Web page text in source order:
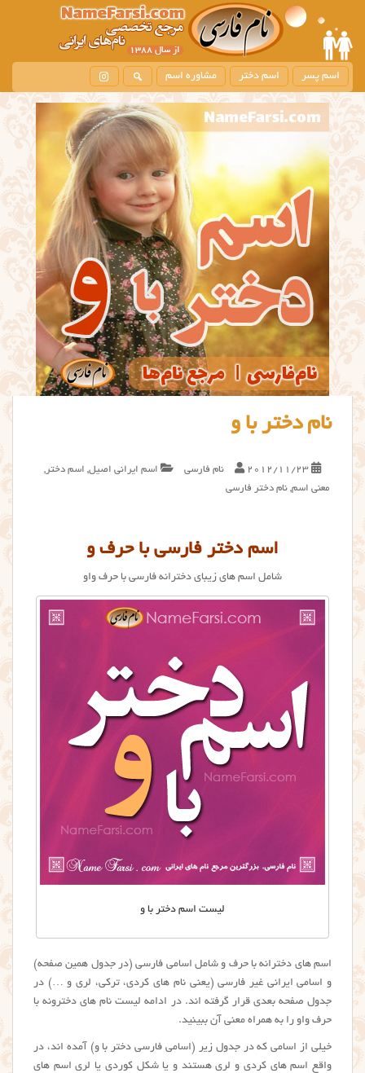
m
i
c
n
t
اسم پسر اسم دختر مشاوره اسم
نام دختر با و
2012/11/23 نام فارسی اسم ایرانی اصیل, اسم دختر ,
معنی اسم, نام دختر فارسی
اسم دختر فارسی با حرف و
شامل اسم های زیبای دخترانه فارسی با حرف واو
لیست اسم دختر با و
اسم های دخترانه با حرف و شامل اسامی فارسی (در جدول همین صفحه)
و اسامی ایرانی غیر فارسی (یعنی نام های کردی، ترکی، لری و …) در
جدول صفحه بعدی قرار گرفته اند. در ادامه لیست نام های دخترونه با
حرف واو را به همراه معنی آن ببینید.
خیلی از اسامی که در جدول زیر (اسامی فارسی دختر با و) آمده اند، در
واقع اسم های کردی و لری هستند و یا شکل کوردی یا لری اسم های